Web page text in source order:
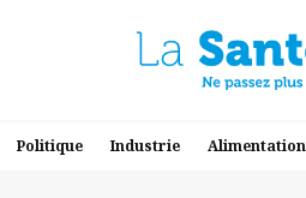
Politique Industrie Alimentation